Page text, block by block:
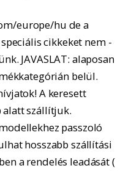
europe/hu de a
cikkeket nem -
JAVASLAT: alaposan
belül.
A keresett
alatt szállítjuk.
passzoló
hosszabb szállítási
a rendelés leadását (